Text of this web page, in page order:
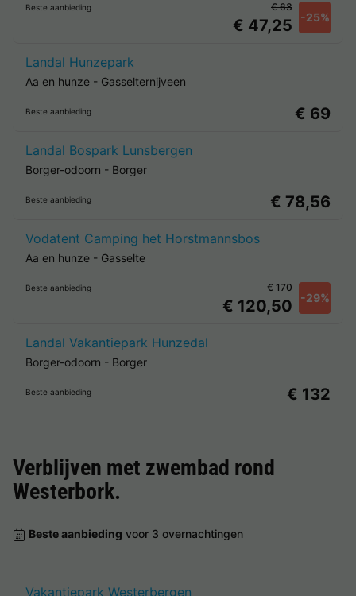
Beste aanbieding
€ 47,25 -25%
€ 63
Landal Hunzepark
Aa en hunze - Gasselternijveen
Beste aanbieding € 69
Landal Bospark Lunsbergen
Borger-odoorn - Borger
Beste aanbieding € 78,56
Vodatent Camping het Horstmannsbos
Aa en hunze - Gasselte
Beste aanbieding
€ 120,50 -29%
€ 170
Landal Vakantiepark Hunzedal
Borger-odoorn - Borger
Beste aanbieding € 132
Verblijven met zwembad rond
Westerbork.
Beste aanbieding voor 3 overnachtingen
Vakantiepark Westerbergen